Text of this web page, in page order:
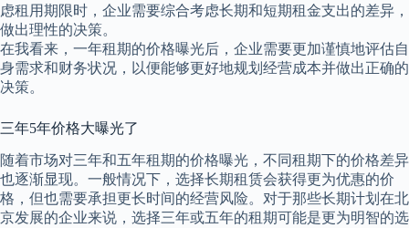
虑租用期限时，企业需要综合考虑长期和短期租金支出的差异，
做出理性的决策。
在我看来，一年租期的价格曝光后，企业需要更加谨慎地评估自
身需求和财务状况，以便能够更好地规划经营成本并做出正确的
决策。
三年5年价格大曝光了
随着市场对三年和五年租期的价格曝光，不同租期下的价格差异
也逐渐显现。一般情况下，选择长期租赁会获得更为优惠的价
格，但也需要承担更长时间的经营风险。对于那些长期计划在北
京发展的企业来说，选择三年或五年的租期可能是更为明智的选